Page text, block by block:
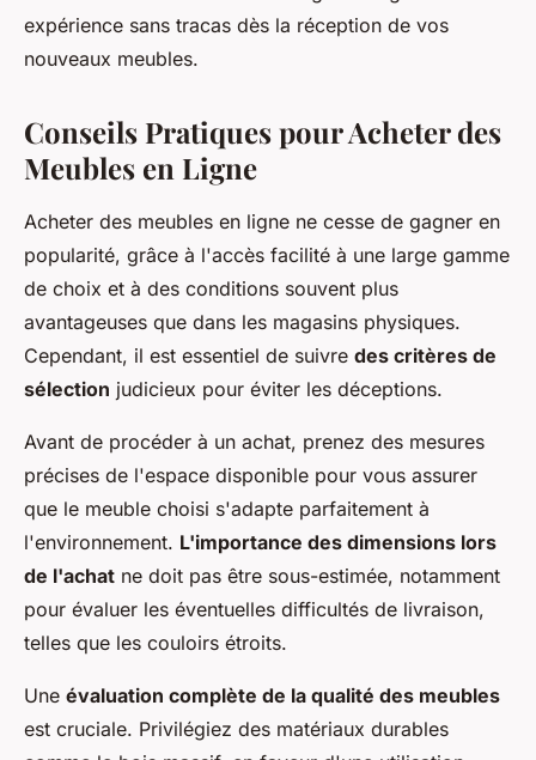
expérience sans tracas dès la réception de vos
nouveaux meubles.
Conseils Pratiques pour Acheter des
Meubles en Ligne
Acheter des meubles en ligne ne cesse de gagner en
popularité, grâce à l'accès facilité à une large gamme
de choix et à des conditions souvent plus
avantageuses que dans les magasins physiques.
Cependant, il est essentiel de suivre des critères de
sélection judicieux pour éviter les déceptions.
Avant de procéder à un achat, prenez des mesures
précises de l'espace disponible pour vous assurer
que le meuble choisi s'adapte parfaitement à
l'environnement. L'importance des dimensions lors
de l'achat ne doit pas être sous-estimée, notamment
pour évaluer les éventuelles difficultés de livraison,
telles que les couloirs étroits.
Une évaluation complète de la qualité des meubles
est cruciale. Privilégiez des matériaux durables